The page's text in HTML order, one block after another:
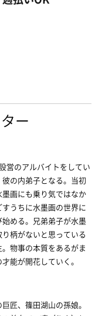
ー
営のアルバイトをしてい
の内弟子となる。当初
画にも乗り気ではなか
うちに水墨画の世界に
める。兄弟弟子が水墨
柄がないと思っている
物事の本質をあるがま
能が開花していく。
匠、篠田湖山の孫娘。